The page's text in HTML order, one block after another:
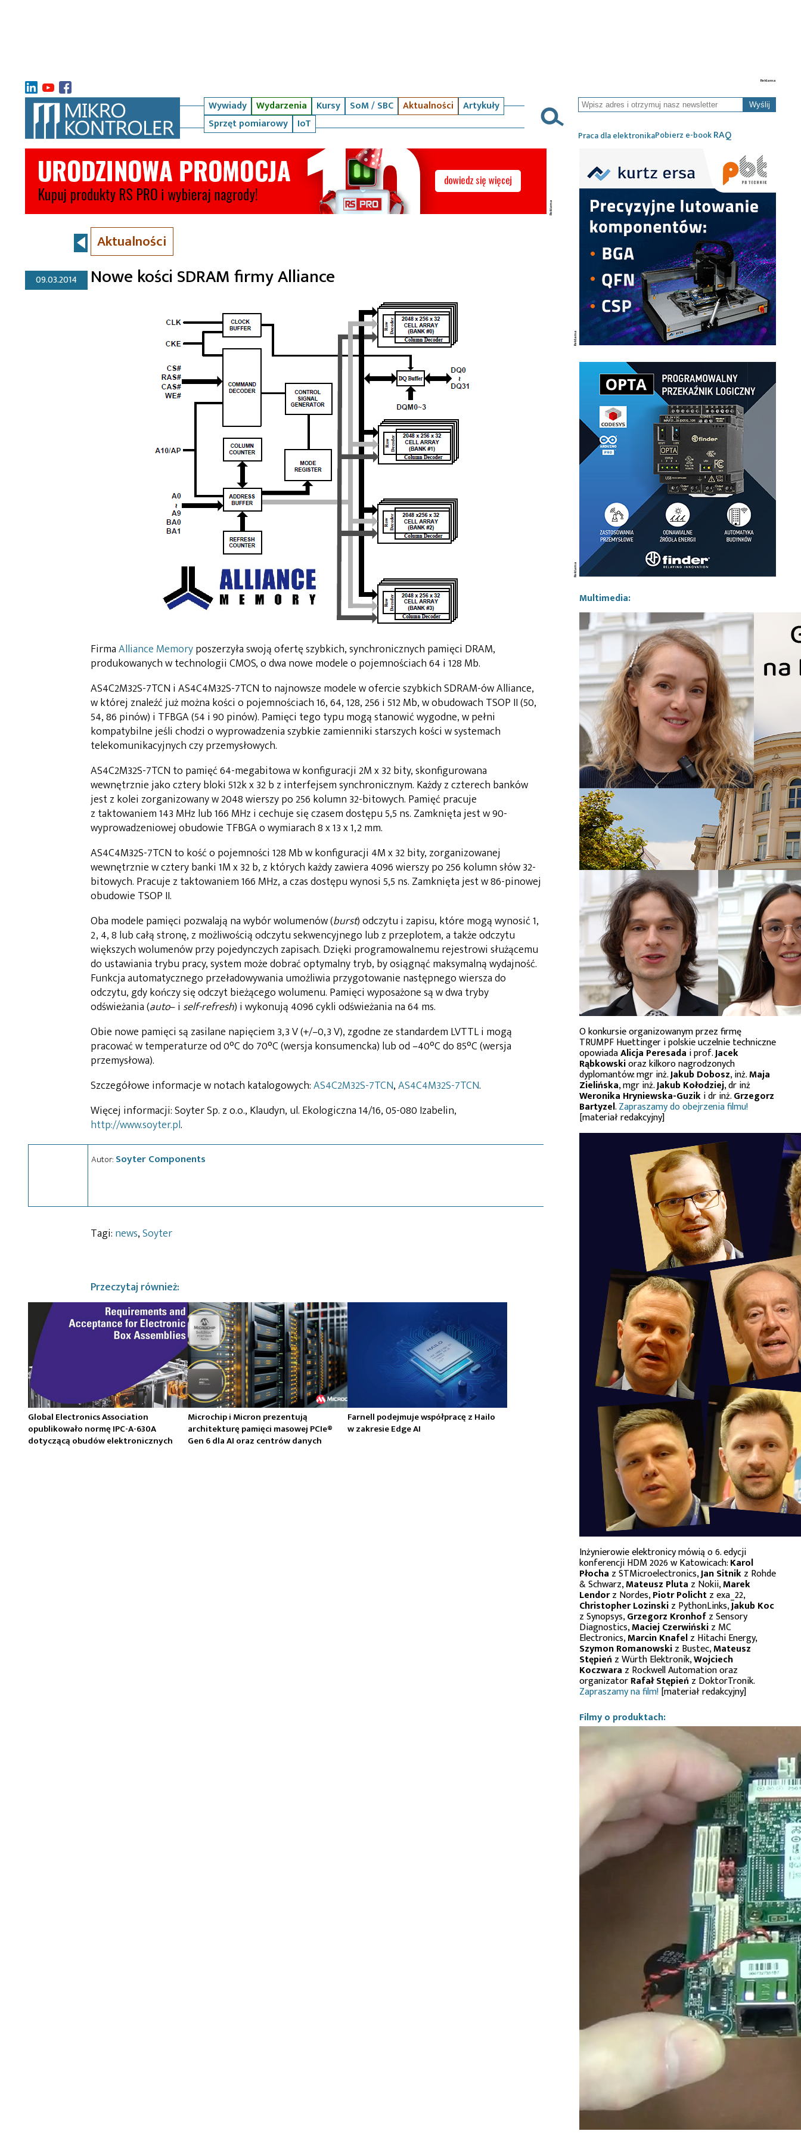
Wywiady Wydarzenia Kursy SoM / SBC Aktualności
Artykuły
Sprzęt pomiarowy
IoT
Wyślij
Praca dla elektronikaPobierz e-bookRAQ
Aktualności
09.03.2014 Nowe kości SDRAM firmy Alliance
FirmaAlliance Memoryposzerzyła swoją ofertę szybkich, synchronicznych pamięci DRAM,
produkowanych w technologii CMOS, o dwa nowe modele o pojemnościach 64 i 128 Mb.
AS4C2M32S-7TCN i AS4C4M32S-7TCN to najnowsze modele w ofercie szybkich SDRAM-ów Alliance,
w której znaleźć już można kości o pojemnościach 16, 64, 128, 256 i 512 Mb, w obudowach TSOP II (50,
54, 86 pinów) i TFBGA (54 i 90 pinów). Pamięci tego typu mogą stanowić wygodne, w pełni
kompatybilne jeśli chodzi o wyprowadzenia szybkie zamienniki starszych kości w systemach
telekomunikacyjnych czy przemysłowych.
AS4C2M32S-7TCN to pamięć 64-megabitowa w konfiguracji 2M x 32 bity, skonfigurowana
wewnętrznie jako cztery bloki 512k x 32 b z interfejsem synchronicznym. Każdy z czterech banków
jest z kolei zorganizowany w 2048 wierszy po 256 kolumn 32-bitowych. Pamięć pracuje
z taktowaniem 143 MHz lub 166 MHz i cechuje się czasem dostępu 5,5 ns. Zamknięta jest w 90-
wyprowadzeniowej obudowie TFBGA o wymiarach 8 x 13 x 1,2 mm.
AS4C4M32S-7TCN to kość o pojemności 128 Mb w konfiguracji 4M x 32 bity, zorganizowanej
wewnętrznie w cztery banki 1M x 32 b, z których każdy zawiera 4096 wierszy po 256 kolumn słów 32-
bitowych. Pracuje z taktowaniem 166 MHz, a czas dostępu wynosi 5,5 ns. Zamknięta jest w 86-pinowej
obudowie TSOP II.
Oba modele pamięci pozwalają na wybór wolumenów (burst) odczytu i zapisu, które mogą wynosić 1,
2, 4, 8 lub całą stronę, z możliwością odczytu sekwencyjnego lub z przeplotem, a także odczytu
większych wolumenów przy pojedynczych zapisach. Dzięki programowalnemu rejestrowi służącemu
do ustawiania trybu pracy, system może dobrać optymalny tryb, by osiągnąć maksymalną wydajność.
Funkcja automatycznego przeładowywania umożliwia przygotowanie następnego wiersza do
odczytu, gdy kończy się odczyt bieżącego wolumenu. Pamięci wyposażone są w dwa tryby
odświeżania (auto– i self-refresh) i wykonują 4096 cykli odświeżania na 64 ms.
Obie nowe pamięci są zasilane napięciem 3,3 V (+/–0,3 V), zgodne ze standardem LVTTL i mogą
pracować w temperaturze od 0°C do 70°C (wersja konsumencka) lub od –40°C do 85°C (wersja
przemysłowa).
Szczegółowe informacje w notach katalogowych:AS4C2M32S-7TCN,AS4C4M32S-7TCN.
Więcej informacji: Soyter Sp. z o.o., Klaudyn, ul. Ekologiczna 14/16, 05-080 Izabelin,
http://www.soyter.pl.
Autor: Soyter Components
Tagi: news,Soyter
Przeczytaj również:
Global Electronics Association
opublikowało normę IPC-A-630A
dotyczącą obudów elektronicznych
Microchip i Micron prezentują
architekturę pamięci masowej PCIe®
Gen 6 dla AI oraz centrów danych
Farnell podejmuje współpracę z Hailo
w zakresie Edge AI
Multimedia:
O konkursie organizowanym przez firmę
TRUMPF Huettinger i polskie uczelnie techniczne
opowiadaAlicja Peresada i prof.Jacek
Rąbkowskioraz kilkoro nagrodzonych
dyplomantów: mgr inż.Jakub Dobosz, inż.Maja
Zielińska, mgr inż.Jakub Kołodziej, dr inż
Weronika Hryniewska-Guziki dr inż.Grzegorz
Bartyzel.Zapraszamy do obejrzenia filmu!
[materiał redakcyjny]
Inżynierowie elektronicy mówią o 6. edycji
konferencji HDM 2026 w Katowicach:Karol
Płocha z STMicroelectronics,Jan Sitnikz Rohde
& Schwarz,Mateusz Pluta z Nokii,Marek
Lendorz Nordes,Piotr Polichtz exa_22,
Christopher Lozinskiz PythonLinks,Jakub Koc
z Synopsys,Grzegorz Kronhofz Sensory
Diagnostics,Maciej Czerwińskiz MC
Electronics,Marcin Knafelz Hitachi Energy,
Szymon Romanowskiz Bustec,Mateusz
Stępień z Würth Elektronik,Wojciech
Koczwara z Rockwell Automation oraz
organizatorRafał Stępień z DoktorTronik.
Zapraszamy na film![materiał redakcyjny]
Filmy o produktach: